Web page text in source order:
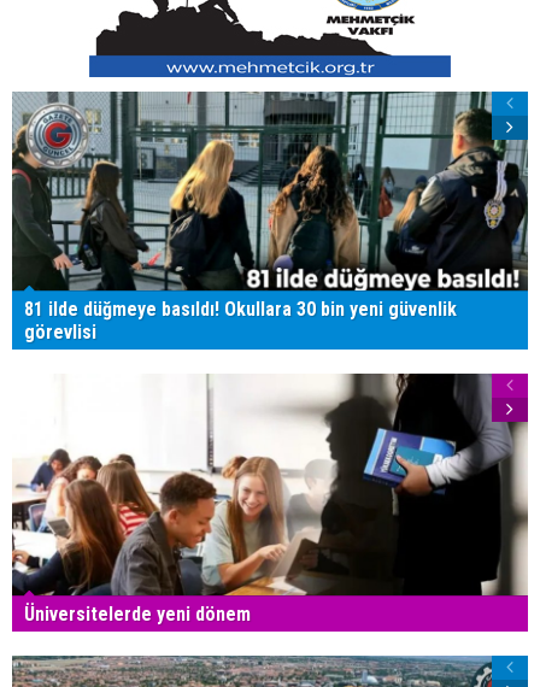
81 ilde düğmeye basıldı! Okullara 30 bin yeni güvenlik
görevlisi
Üniversitelerde yeni dönem